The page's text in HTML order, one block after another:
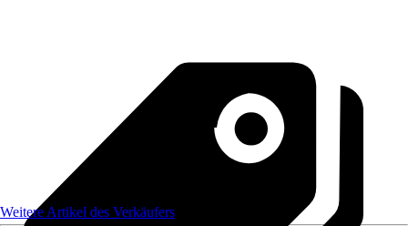
Weitere Artikel des Verkäufers